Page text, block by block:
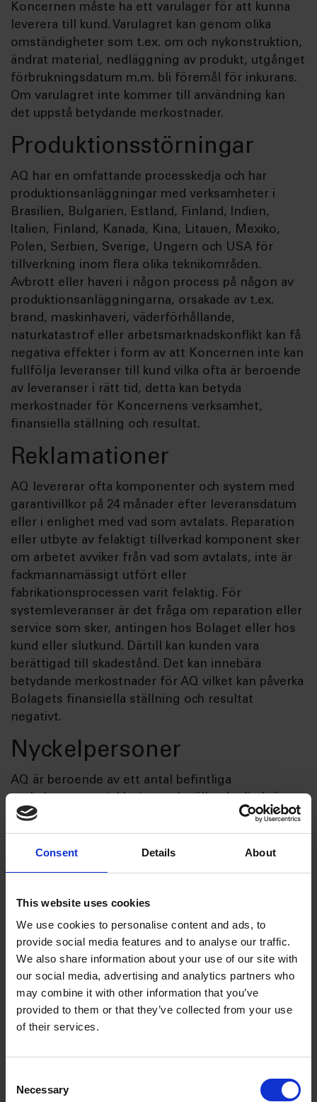
Consent Details About
This website uses cookies
We use cookies to personalise content and ads, to
provide social media features and to analyse our traffic.
We also share information about your use of our site with
our social media, advertising and analytics partners who
may combine it with other information that you’ve
provided to them or that they’ve collected from your use
of their services.
Selection
Necessary
Koncernen måste ha ett varulager för att kunna
leverera till kund. Varulagret kan genom olika
omständigheter som t.ex. om och nykonstruktion,
ändrat material, nedläggning av produkt, utgånget
förbrukningsdatum m.m. bli föremål för inkurans.
Om varulagret inte kommer till användning kan
det uppstå betydande merkostnader.
Produktionsstörningar
AQ har en omfattande processkedja och har
produktionsanläggningar med verksamheter i
Brasilien, Bulgarien, Estland, Finland, Indien,
Italien, Finland, Kanada, Kina, Litauen, Mexiko,
Polen, Serbien, Sverige, Ungern och USA för
tillverkning inom flera olika teknikområden.
Avbrott eller haveri i någon process på någon av
produktionsanläggningarna, orsakade av t.ex.
brand, maskinhaveri, väderförhållande,
naturkatastrof eller arbetsmarknadskonflikt kan få
negativa effekter i form av att Koncernen inte kan
fullfölja leveranser till kund vilka ofta är beroende
av leveranser i rätt tid, detta kan betyda
merkostnader för Koncernens verksamhet,
finansiella ställning och resultat.
Reklamationer
AQ levererar ofta komponenter och system med
garantivillkor på 24 månader efter leveransdatum
eller i enlighet med vad som avtalats. Reparation
eller utbyte av felaktigt tillverkad komponent sker
om arbetet avviker från vad som avtalats, inte är
fackmannamässigt utfört eller
fabrikationsprocessen varit felaktig. För
systemleveranser är det fråga om reparation eller
service som sker, antingen hos Bolaget eller hos
kund eller slutkund. Därtill kan kunden vara
berättigad till skadestånd. Det kan innebära
betydande merkostnader för AQ vilket kan påverka
Bolagets finansiella ställning och resultat
negativt.
Nyckelpersoner
AQ är beroende av ett antal befintliga
Nyckelpersoner har stor betydelse för AQs
framtida framgång. AQs förmåga att behålla dessa
personer är beroende av ett flertal faktorer, varav
några ligger bortom Bolagets kontroll. Om
attrahera kvalificerade medarbetare kan detta ha
en väsentligt negativ inverkan på Bolagets
verksamhet, finansiella ställning och resultat.
Försäkringar
AQ är en tillverkande produktions-, teknik- och
logistikpartner, vilket innebär att AQ inte är
kostnader AQ kan drabbas av på grund av ett
egendom, avbrott, ansvar, miljö, transport, liv och